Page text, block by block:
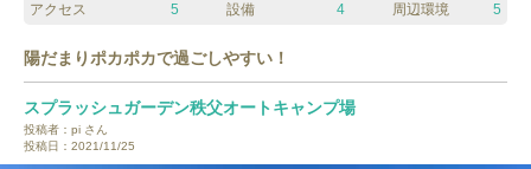
アクセス
5 設備 4 周辺環境 5
陽だまりポカポカで過ごしやすい！
スプラッシュガーデン秩父オートキャンプ場
投稿者： pi さん
投稿日： 2021/11/25